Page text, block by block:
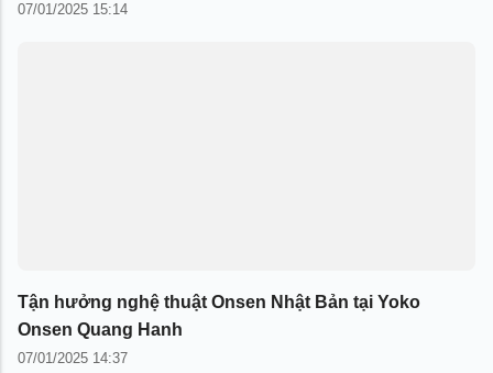
07/01/2025 15:14
Tận hưởng nghệ thuật Onsen Nhật Bản tại Yoko
Onsen Quang Hanh
07/01/2025 14:37